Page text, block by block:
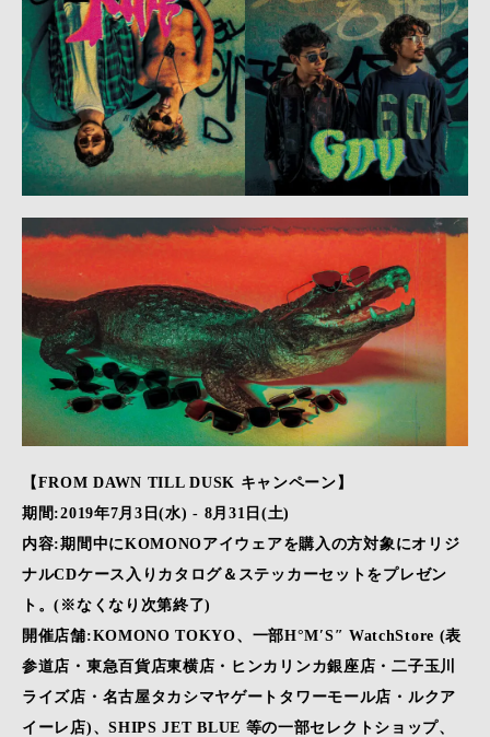
【FROM DAWN TILL DUSK キャンペーン】
期間:2019年7月3日(水) - 8月31日(土)
内容:期間中にKOMONOアイウェアを購入の方対象にオリジ
ナルCDケース入りカタログ＆ステッカーセットをプレゼン
ト。(※なくなり次第終了)
開催店舗:KOMONO TOKYO、一部H°M′S″ WatchStore (表
参道店・東急百貨店東横店・ヒンカリンカ銀座店・二子玉川
ライズ店・名古屋タカシマヤゲートタワーモール店・ルクア
イーレ店)、SHIPS JET BLUE 等の一部セレクトショップ、